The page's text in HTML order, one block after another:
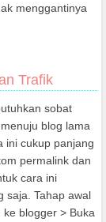
menggantinya
Trafik
sobat
blog lama
ini cukup panjang
permalink dan
cara ini
saja. Tahap awal
blogger > Buka